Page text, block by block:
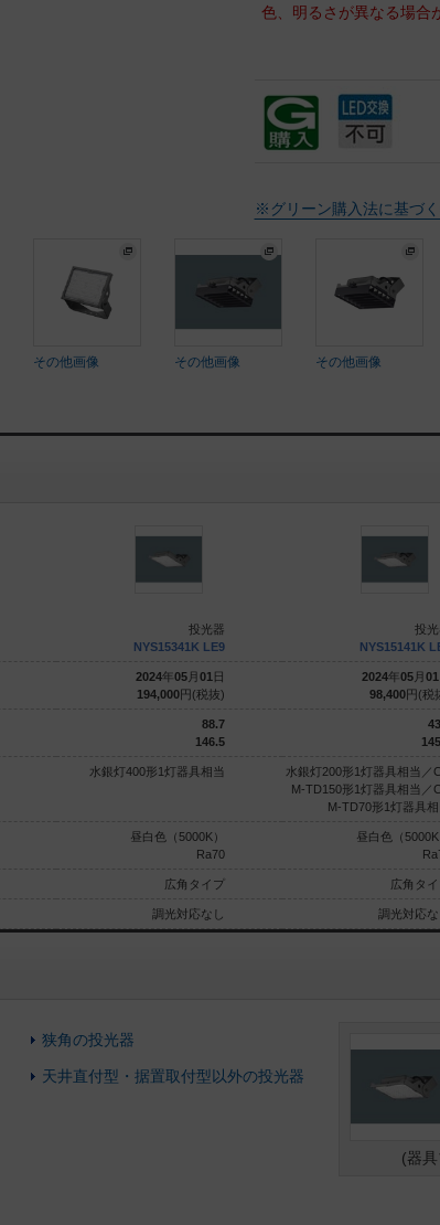
色、明るさが異なる場合
※グリーン購入法に基づ
その他画像 その他画像 その他画像
投光器
NYS15341K LE9
2024年05月 01 日
194,000円(税抜)
88.7
146.5
水銀灯400形1灯器具相当
昼白色（5000K）
Ra70
広角タイプ
調光対応なし
投光
NYS15141K
2024年05月 01
98,400円(税
水銀灯200形1灯器具相当／
M-TD150形1灯器具相当／
M-TD70形1灯器具相
昼白色（5000K
広角タ
調光対応な
狭角の投光器
天井直付型・据置取付型以外の投光器
(器